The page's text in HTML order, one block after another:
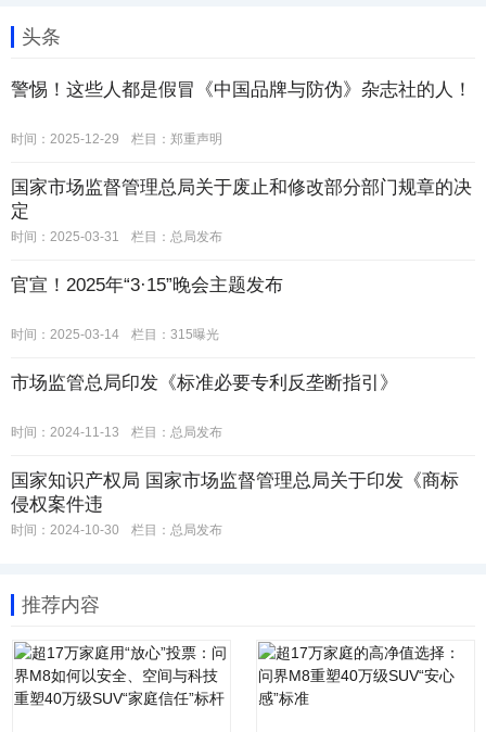
头条
警惕！这些人都是假冒《中国品牌与防伪》杂志社的人！
时间：2025-12-29 栏目： 郑重声明
国家市场监督管理总局关于废止和修改部分部门规章的决
定
时间：2025-03-31 栏目： 总局发布
官宣！2025年“3·15”晚会主题发布
时间：2025-03-14 栏目： 315曝光
市场监管总局印发《标准必要专利反垄断指引》
时间：2024-11-13 栏目： 总局发布
国家知识产权局 国家市场监督管理总局关于印发《商标
侵权案件违
时间：2024-10-30 栏目： 总局发布
推荐内容